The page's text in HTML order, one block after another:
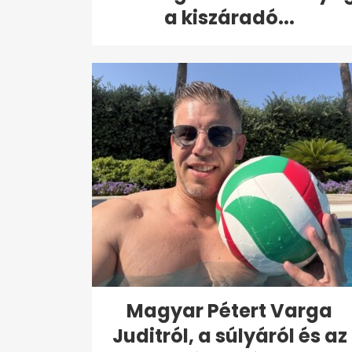
a kiszáradó...
Magyar Pétert Varga
Juditról, a súlyáról és az